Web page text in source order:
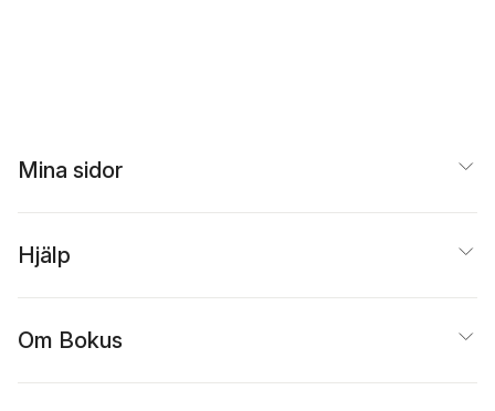
Mina sidor
Hjälp
Om Bokus